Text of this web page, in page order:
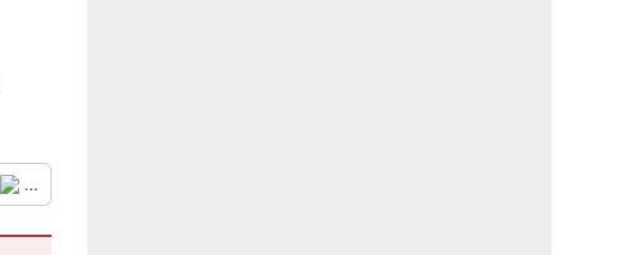
...